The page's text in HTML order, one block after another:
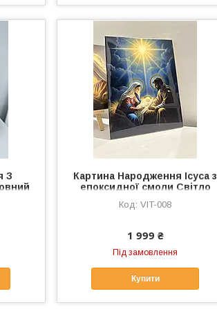
З
Картина Народження Ісуса з
епоксидної смоли Світло
дому Ручна робота
VIT-008
1 999 ₴
Під замовлення
Купити